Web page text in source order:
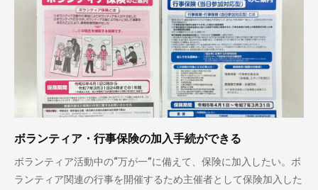
ボランティア・行事保険の加入手続ができる
ボランティア活動中の“万が一”に備えて、保険に加入したい。ボ
ランティア関連の行事を開催するため主催者として保険加入した